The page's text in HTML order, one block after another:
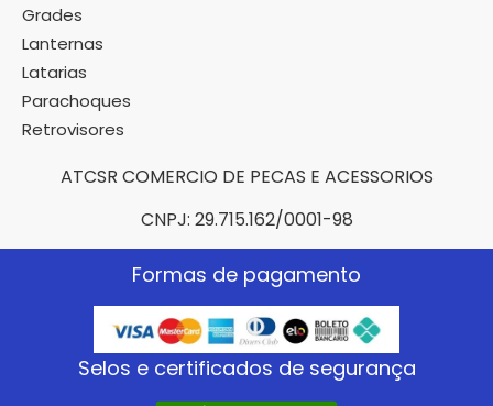
Grades
Lanternas
Latarias
Parachoques
Retrovisores
ATCSR COMERCIO DE PECAS E ACESSORIOS
CNPJ: 29.715.162/0001-98
Formas de pagamento
Selos e certificados de segurança